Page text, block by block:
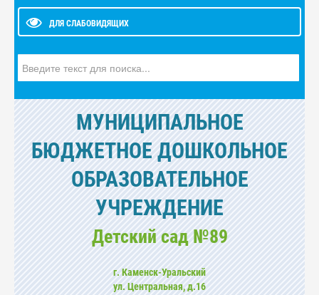
ДЛЯ СЛАБОВИДЯЩИХ
МУНИЦИПАЛЬНОЕ
БЮДЖЕТНОЕ ДОШКОЛЬНОЕ
ОБРАЗОВАТЕЛЬНОЕ
УЧРЕЖДЕНИЕ
Детский сад №89
г. Каменск-Уральский
ул. Центральная, д.16